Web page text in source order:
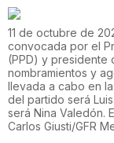
11 de octubre de
convocada por el
(PPD) y presidente
nombramientos y
llevada a cabo en
del partido será
será Nina Valedón.
Carlos Giusti/GFR